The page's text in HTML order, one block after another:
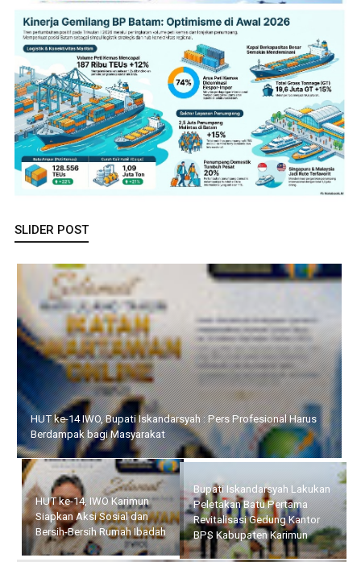
SLIDER POST
HUT ke-14 IWO, Bupati Iskandarsyah : Pers Profesional Harus
Berdampak bagi Masyarakat
HUT ke-14, IWO Karimun
Siapkan Aksi Sosial dan
Bersih-Bersih Rumah Ibadah
Lakukan Peletakan Batu
Pertama Revitalisasi
Gedung Kantor BPS
Kabupaten Karimun